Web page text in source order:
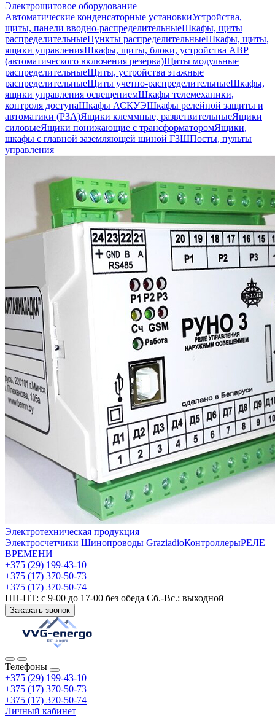
Электрощитовое оборудование
Автоматические конденсаторные установкиУстройства,
щиты, панели вводно-распределительныеШкафы, щиты
распределительныеПункты распределительныеШкафы, щиты,
ящики управленияШкафы, щиты, блоки, устройства АВР
(автоматического включения резерва)Щиты модульные
распределительныеЩиты, устройства этажные
распределительныеЩиты учетно-распределительныеШкафы,
ящики управления освещениемШкафы телемеханики,
контроля доступаШкафы АСКУЭШкафы релейной защиты и
автоматики (РЗА)Ящики клеммные, разветвительныеЯщики
силовыеЯщики понижающие с трансформаторомЯщики,
шкафы с главной заземляющей шиной ГЗШПосты, пульты
управления
Электротехническая продукция
Электросчетчики Шинопроводы GraziadioКонтроллерыРЕЛЕ
ВРЕМЕНИ
+375 (29) 199-43-10
+375 (17) 370-50-73
+375 (17) 370-50-74
ПН-ПТ: с 9-00 до 17-00 без обеда Сб.-Вс.: выходной
Заказать звонок
Телефоны
+375 (29) 199-43-10
+375 (17) 370-50-73
+375 (17) 370-50-74
Личный кабинет